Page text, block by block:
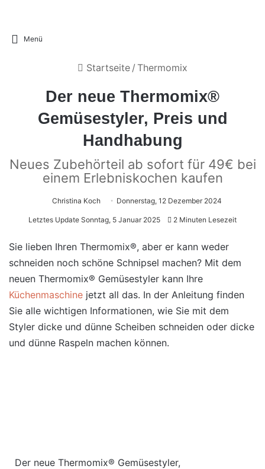
Menü
Startseite / Thermomix
Der neue Thermomix®
Gemüsestyler, Preis und
Handhabung
Neues Zubehörteil ab sofort für 49€ bei
einem Erlebniskochen kaufen
Christina Koch Donnerstag, 12 Dezember 2024
Letztes Update Sonntag, 5 Januar 2025 2 Minuten Lesezeit
Sie lieben Ihren Thermomix®, aber er kann weder
schneiden noch schöne Schnipsel machen? Mit dem
neuen Thermomix® Gemüsestyler kann Ihre
Küchenmaschine jetzt all das. In der Anleitung finden
Sie alle wichtigen Informationen, wie Sie mit dem
Styler dicke und dünne Scheiben schneiden oder dicke
und dünne Raspeln machen können.
Der neue Thermomix® Gemüsestyler,